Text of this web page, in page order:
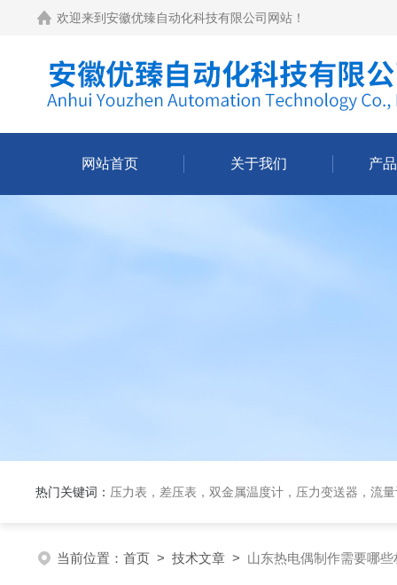
欢迎来到 安徽优臻自动化科技有限公司网站 ！
网站首页 关于我们 产
热门关键词： 压力表，差压表，双金属温度计，压力变送器，流
当前位置： 首页 > 技术文章 > 山东热电偶制作需要哪些